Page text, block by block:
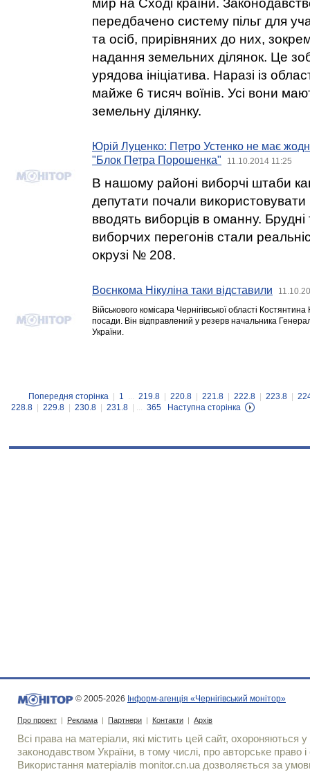
мир на Сході країни.
передбачено систему пільг для
та осіб, прирівняних до них,
надання земельних ділянок. Це
урядова ініціатива. Наразі із
майже 6 тисяч воїнів. Усі вони
земельну ділянку.
Юрій Луценко: Петро Устенко не має
"Блок Петра Порошенка"
11.10.2014 11:25
В нашому районі виборчі штаби
депутати почали використовувати
вводять виборців в оманну. Брудні
виборчих перегонів стали
окрузі № 208.
Воєнкома Нікуліна таки відставили
Військового комісара Чернігівської області Костянтина
посади. Він відправлений у резерв начальника
України.
Попередня сторінка 1 ... 219.8 220.8 221.8 222.8 223.8
228.8
229.8 230.8 231.8 | ... 365 Наступна сторінка
© 2005-2026 Інформ-агенція «Чернігівський монітор»
Про проект | Реклама | Партнери | Контакти | Архів
Всі права на матеріали, які містить цей сайт, охороняються у
законодавством України, в тому числі, про авторське право і
Використання матерiалiв monitor.cn.ua дозволяється за